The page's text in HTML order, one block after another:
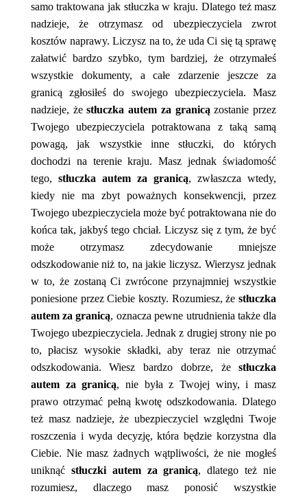
samo traktowana jak stłuczka w kraju. Dlatego też masz
nadzieje, że otrzymasz od ubezpieczyciela zwrot
kosztów naprawy. Liczysz na to, że uda Ci się tą sprawę
załatwić bardzo szybko, tym bardziej, że otrzymałeś
wszystkie dokumenty, a całe zdarzenie jeszcze za
granicą zgłosiłeś do swojego ubezpieczyciela. Masz
nadzieje, żestłuczka autem za granicą zostanie przez
Twojego ubezpieczyciela potraktowana z taką samą
powagą, jak wszystkie inne stłuczki, do których
dochodzi na terenie kraju. Masz jednak świadomość
tego, stłuczka autem za granicą, zwłaszcza wtedy,
kiedy nie ma zbyt poważnych konsekwencji, przez
Twojego ubezpieczyciela może być potraktowana nie do
końca tak, jakbyś tego chciał. Liczysz się z tym, że być
może otrzymasz zdecydowanie mniejsze
odszkodowanie niż to, na jakie liczysz. Wierzysz jednak
w to, że zostaną Ci zwrócone przynajmniej wszystkie
poniesione przez Ciebie koszty. Rozumiesz, żestłuczka
autem za granicą, oznacza pewne utrudnienia także dla
Twojego ubezpieczyciela. Jednak z drugiej strony nie po
to, płacisz wysokie składki, aby teraz nie otrzymać
odszkodowania. Wiesz bardzo dobrze, żestłuczka
autem za granicą, nie była z Twojej winy, i masz
prawo otrzymać pełną kwotę odszkodowania. Dlatego
też masz nadzieje, że ubezpieczyciel względni Twoje
roszczenia i wyda decyzję, która będzie korzystna dla
Ciebie. Nie masz żadnych wątpliwości, że nie mogłeś
uniknąć stłuczki autem za granicą, dlatego też nie
rozumiesz, dlaczego masz ponosić wszystkie